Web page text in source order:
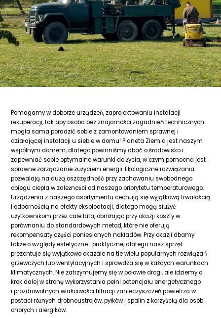
Pomagamy w doborze urządzeń, zaprojektowaniu instalacji
rekuperacji, tak aby osoba bez znajomości zagadnień technicznych
mogła sama poradzić sobie z zamontowaniem sprawnej i
działającej instalacji u siebie w domu! Planeta Ziemia jest naszym
wspólnym domem, dlatego powinniśmy dbać o środowisko i
zapewniać sobie optymalne warunki do życia, w czym pomocna jest
sprawne zarządzanie zużyciem energii. Ekologiczne rozwiązania
pozwalają na dużą oszczędność przy zachowaniu swobodnego
obiegu ciepła w zależności od naszego priorytetu temperaturowego.
Urządzenia z naszego asortymentu cechują się wyjątkową trwałością
i odpornością na efekty eksploatacji, dlatego mogą służyć
użytkownikom przez całe lata, obniżając przy okazji koszty w
porównaniu do standardowych metod, które nie oferują
rekompensaty części poniesionych nakładów. Przy okazji dbamy
także o względy estetyczne i praktyczne, dlatego nasz sprzęt
prezentuje się wyjątkowo okazale na tle wielu popularnych rozwiązań
grzewczych lub wentylacyjnych i sprawdza się w każdych warunkach
klimatycznych. Nie zatrzymujemy się w połowie drogi, ale idziemy o
krok dalej w stronę wykorzystania pełni potencjału energetycznego
i prozdrowotnych właściwości filtracji zanieczyszczeń powietrza w
postaci różnych drobnoustrojów, pyłków i spalin z korzyścią dla osób
chorych i alergików.